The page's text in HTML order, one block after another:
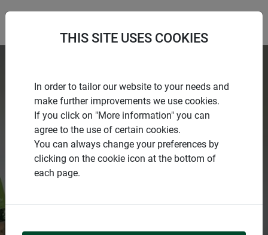
PAS UNE SAISON SANS
WINDHAGER
THIS SITE USES COOKIES
In order to tailor our website to your needs and
make further improvements we use cookies.
If you click on "More information" you can
agree to the use of certain cookies.
You can always change your preferences by
clicking on the cookie icon at the bottom of
each page.